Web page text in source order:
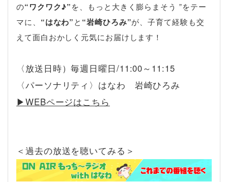
の“ワクワク♪”を、もっと大きく膨らまそう ”をテー
マに、 “はなわ”と “岩崎ひろみ”が、子育て経験も交
えて面白おかしく元気にお届けします！
〈放送日時）毎週日曜日/11:00～11:15
〈パーソナリティ〉はなわ 岩崎ひろみ
▶︎WEBページはこちら
＜過去の放送を聴いてみる＞